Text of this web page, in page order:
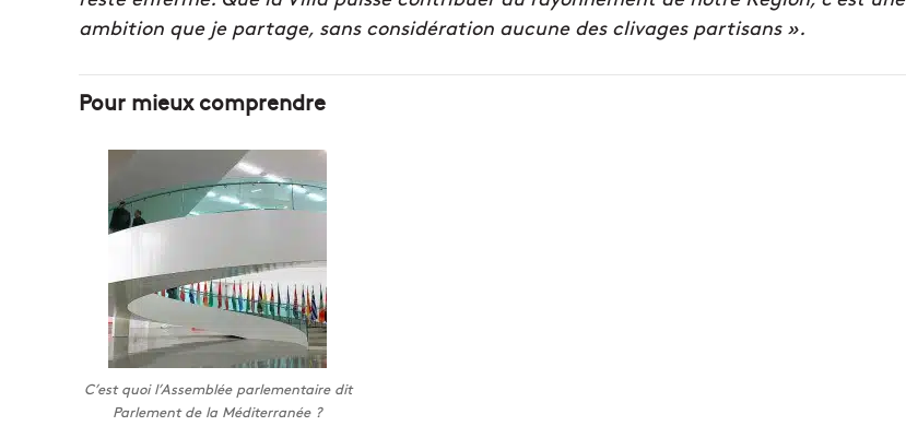
ambition que je partage, sans considération aucune des clivages partisans ».
Pour mieux comprendre
C’est quoi l’Assemblée parlementaire dit
Parlement de la Méditerranée ?